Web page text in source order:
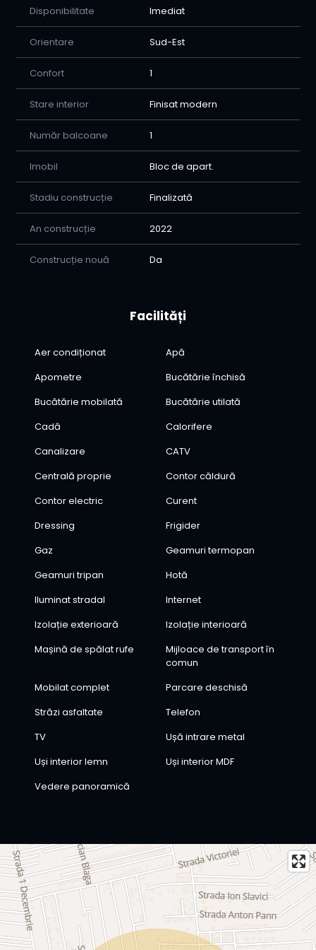
Tel/WhatsApp: 0754936016
Disponibilitate Imediat
Orientare Sud-Est
Confort 1
Stare interior Finisat modern
Număr balcoane 1
Imobil Bloc de apart.
Stadiu construcție Finalizată
An construcție 2022
Construcție nouă Da
Facilități
Aer condiționat
Apă
Apometre
Bucătărie închisă
Bucătărie mobilată
Bucătărie utilată
Cadă
Calorifere
Canalizare
CATV
Centrală proprie
Contor căldură
Contor electric
Curent
Dressing
Frigider
Gaz
Geamuri termopan
Geamuri tripan
Hotă
Iluminat stradal
Internet
Izolație exterioară
Izolație interioară
Mașină de spălat rufe
Mijloace de transport în
comun
Mobilat complet
Parcare deschisă
Străzi asfaltate
Telefon
TV
Ușă intrare metal
Uși interior lemn
Uși interior MDF
Vedere panoramică